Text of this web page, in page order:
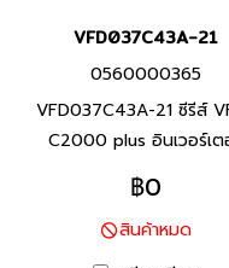
VFD037C43A-21
0560000365
VFD037C43A-21 ซีรีส์
C2000 plus อินเวอร์เต
แบรนด์เดลต้า สินค้าแบรน
ไต้หวัน พิกัดกำลัง 3.7กิโล
อินเวอร์เตอร์ขนาดเล็กใช้ง่า
พละกำลังสูง ตรวจจับกระ
฿0
สินค้าหมด